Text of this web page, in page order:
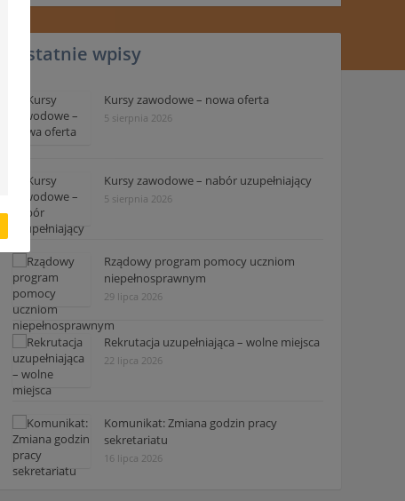
Ostatnie wpisy
Kursy zawodowe – nowa oferta
5 sierpnia 2026
Kursy zawodowe – nabór uzupełniający
5 sierpnia 2026
Rządowy program pomocy uczniom
niepełnosprawnym
29 lipca 2026
Rekrutacja uzupełniająca – wolne miejsca
22 lipca 2026
Komunikat: Zmiana godzin pracy
sekretariatu
16 lipca 2026